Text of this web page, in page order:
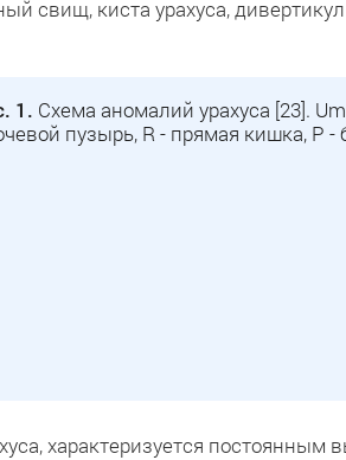
свищ, киста урахуса,
1. Схема аномалий урахуса [23]. Um
пузырь, R - прямая кишка, P
характеризуется постоянным